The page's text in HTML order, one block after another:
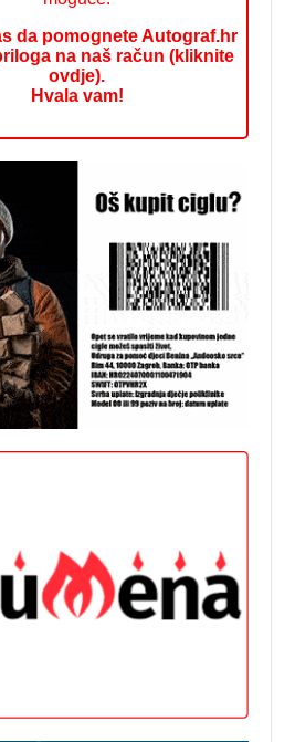
da pomognete Autograf.hr
na naš račun (kliknite
ovdje).
Hvala vam!